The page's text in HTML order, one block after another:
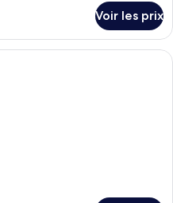
Voir les prix
Une chambre d’hôtel moderne,